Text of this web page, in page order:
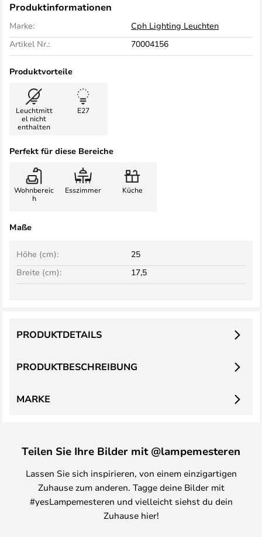
Produktinformationen
Marke:
Cph Lighting Leuchten
Artikel Nr.:
70004156
Produktvorteile
Leuchtmitt
el nicht
enthalten
E27
Perfekt für diese Bereiche
Wohnbereic
h
Esszimmer Küche
Maße
Breite (cm): 17,5
Höhe (cm): 25
PRODUKTBESCHREIBUNG
PRODUKTDETAILS
MARKE
Teilen Sie Ihre Bilder mit @lampemesteren
Lassen Sie sich inspirieren, von einem einzigartigen
Zuhause zum anderen. Tagge deine Bilder mit
#yesLampemesteren und vielleicht siehst du dein
Zuhause hier!